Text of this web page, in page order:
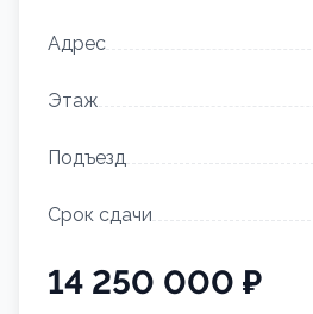
Адрес
Этаж
Подъезд
Срок сдачи
14 250 000 ₽